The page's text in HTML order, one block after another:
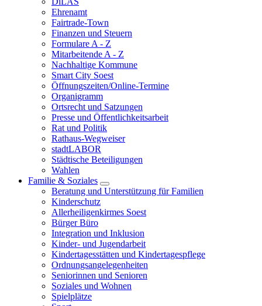
Ehrenamt
Fairtrade-Town
Finanzen und Steuern
Formulare A - Z
Mitarbeitende A - Z
Nachhaltige Kommune
Smart City Soest
Öffnungszeiten/Online-Termine
Organigramm
Ortsrecht und Satzungen
Presse und Öffentlichkeitsarbeit
Rat und Politik
Rathaus-Wegweiser
stadtLABOR
Städtische Beteiligungen
Wahlen
Familie & Soziales
Beratung und Unterstützung für Familien
Kinderschutz
Allerheiligenkirmes Soest
Bürger Büro
Integration und Inklusion
Kinder- und Jugendarbeit
Kindertagesstätten und Kindertagespflege
Ordnungsangelegenheiten
Seniorinnen und Senioren
Soziales und Wohnen
Spielplätze